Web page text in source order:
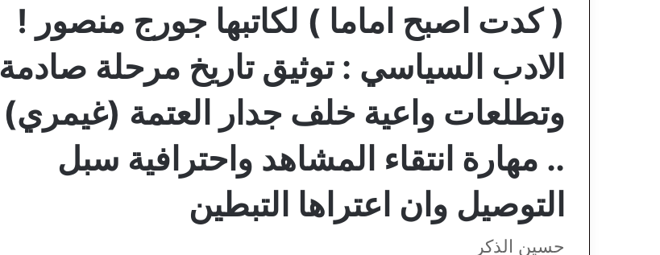
( كدت اصبح اماما ) لكاتبها جورج منصور !
الادب السياسي : توثيق تاريخ مرحلة صادمة
وتطلعات واعية خلف جدار العتمة (غيمري)
.. مهارة انتقاء المشاهد واحترافية سبل
التوصيل وان اعتراها التبطين
حسين الذكر